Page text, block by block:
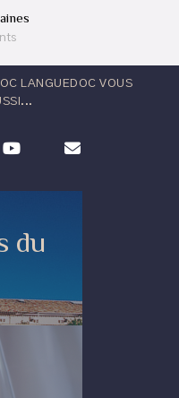
LANGUEDOC VOUS
du